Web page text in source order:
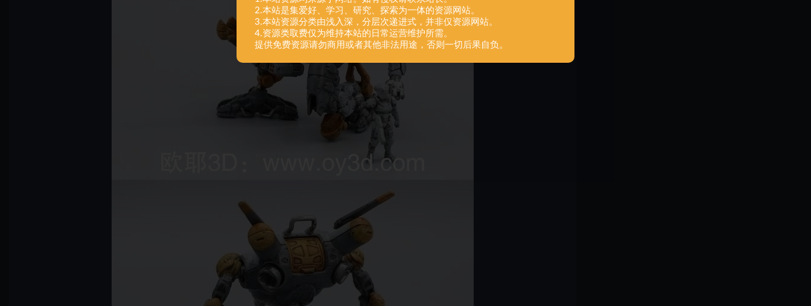
2.本站是集爱好、学习、研究、探索为一体的资源网站。
3.本站资源分类由浅入深，分层次递进式，并非仅资源网站。
4.资源类取费仅为维持本站的日常运营维护所需。
提供免费资源请勿商用或者其他非法用途，否则一切后果自负。